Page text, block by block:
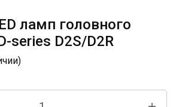
ламп головного
series D2S/D2R